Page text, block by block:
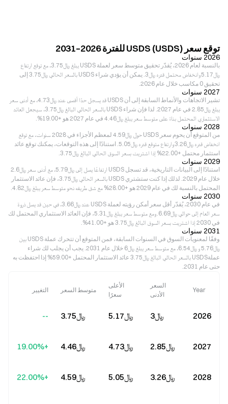
توقع سعر USDS (USDS) للفترة 2026–2031
2026 سنوات
بالنسبة لعام 2026، يُقدّر تحقيق متوسط سعر لعملة USDS يبلغ ﷼‎3.75، مع توقع ارتفاع
﷼‎5.17 وانخفاض محتمل قدره ﷼‎3. يمكن أن يؤدي شراء USDS بالسعر الحالي ﷼‎3.75 إلى
تحقيق 0 مكاسب خلال عام 2026.
2027 سنوات
تشير الاتجاهات والأنماط السابقة إلى أن USDS قد يسجل حدًا أقصى عند ﷼‎4.73، مع أدنى سعر
يبلغ ﷼‎2.85 في عام 2027. لذا فإن شراء USDS بالسعر الحالي البالغ ﷼‎3.75، سيجعل العائد
الاستثماري المحتمل بناءً على متوسط سعر يبلغ ﷼‎4.46 في عام 2027 هو +19.00%.
2028 سنوات
من المتوقع أن يحوم سعر USDS حول ﷼‎4.59 لمعظم الأجزاء في 2028 سنوات، مع توقع
انخفاض قدره ﷼‎3.26 وارتفاع متوقع قدره ﷼‎5.05. استنادًا إلى هذه التوقعات، يمكنك توقع عائد
استثمار محتمل +22.00% إذا اشتريت بسعر السوق الحالي البالغ ﷼‎3.75.
2029 سنوات
استنادًا إلى البيانات التاريخية، قد تسجل USDS ارتفاعًا يصل إلى ﷼‎5.79، مع أدنى سعر ﷼‎2.6
خلال عام 2029. لذلك إذا كنت ستشتري USDS بالسعر الحالي ﷼‎3.75، فإن عائد الاستثمار
المحتمل بالنسبة لك في عام 2029 هو +28.00% مع شق طريقه نحو متوسط سعر يبلغ ﷼‎4.82.
2030 سنوات
في عام 2030، يُقدّر أقل سعر أمكن رؤيته لعملة USDS عند ﷼‎3.66، في حين قد يصل ذروة
سعر العام إلى حوالي ﷼‎6.69. ومع متوسط سعر يبلغ ﷼‎5.31، فإن العائد الاستثماري المحتمل لك
في 2030 إذا اشتريت بسعر السوق البالغ ﷼‎3.75 هو +41.00%.
2031 سنوات
وفقًا لمعنويات السوق في السنوات السابقة، فمن المتوقع أن تتحرك عملة USDS بين
﷼‎5.76 و ﷼‎6.54، مع متوسط سعر يبلغ ﷼‎6 خلال عام 2031. يجب أن يجلب لك شراء
عملةUSDS بالسعر الحالي البالغ ﷼‎3.75 عائد الاستثمار المحتمل +59.00% إذا احتفظت به
حتى عام 2031.
Year
السعر
الأدنى
الأعلى
سعرًا
متوسط السعر التغيير
2026 ﷼‎3 ﷼‎5.17 ﷼‎3.75 --
2027 ﷼‎2.85 ﷼‎4.73 ﷼‎4.46 +19.00%
2028 ﷼‎3.26 ﷼‎5.05 ﷼‎4.59 +22.00%